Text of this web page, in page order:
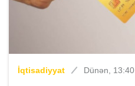
İqtisadiyyat Dünən, 13:40